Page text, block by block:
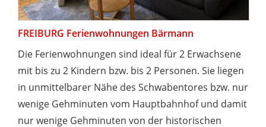
FREIBURG Ferienwohnungen Bärmann
Die Ferienwohnungen sind ideal für 2 Erwachsene
mit bis zu 2 Kindern bzw. bis 2 Personen. Sie liegen
in unmittelbarer Nähe des Schwabentores bzw. nur
wenige Gehminuten vom Hauptbahnhof und damit
nur wenige Gehminuten von der historischen